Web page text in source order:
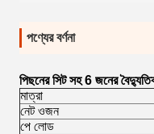
পণ্যের বর্ণনা
পিছনের সিট সহ 6 জনের
মাত্রা
নেট ওজন
পে লোড